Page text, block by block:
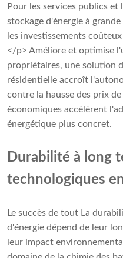
Pour les services publics
stockage d'énergie à
les investissements
</p> Améliore et optimise
propriétaires, une solution
résidentielle accroît
contre la hausse des prix
économiques accélèrent
énergétique plus concret.
Durabilité à long
technologiques
Le succès de tout La
d'énergie dépend de leur
leur impact